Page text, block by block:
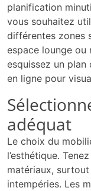
planification
vous souhaitez
différentes zones
espace lounge ou
esquissez un
en ligne pour
adéquat
Le choix du
l’esthétique.
matériaux,
intempéries. Les